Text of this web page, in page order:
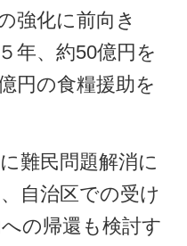
強化に前向き
年、約50億円を
円の食糧援助を
難民問題解消に
自治区での受け
の帰還も検討す